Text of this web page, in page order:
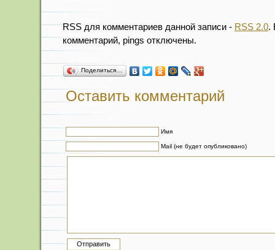
RSS для комментариев данной записи - RSS 2.0.
комментарий, pings отключены.
Поделиться…
Оставить комментарий
Имя
Mail (не будет опубликовано)